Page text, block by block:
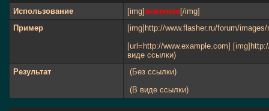
Использование [img]значение[/img]
Пример
[img]http://www.flasher.ru/forum/
[url=http://www.example.com]
виде ссылки)
Результат
(Без ссылки)
(В виде ссылки)